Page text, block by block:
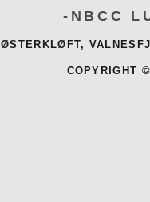
-NBCC
ØSTERKLØFT,
COPYRIGHT